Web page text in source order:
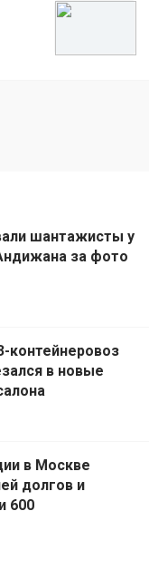
шантажисты у
за фото
контейнеровоз
в новые
в Москве
долгов и
600